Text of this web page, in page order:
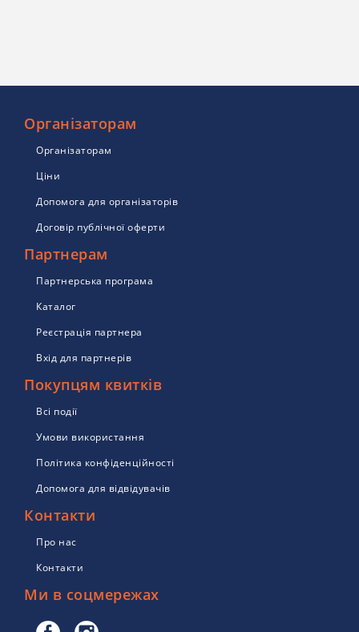
Організаторам
Організаторам
Ціни
Допомога для організаторів
Договір публічної оферти
Партнерам
Партнерська програма
Каталог
Реєстрація партнера
Вхід для партнерів
Покупцям квитків
Всі події
Умови використання
Політика конфіденційності
Допомога для відвідувачів
Контакти
Про нас
Контакти
Ми в соцмережах